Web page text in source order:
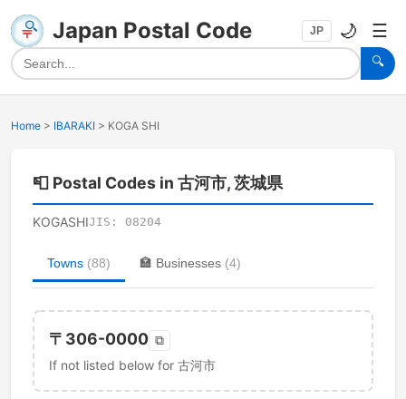
Japan Postal Code
🔍
JP 🌙 ☰
Home > IBARAKI > KOGA SHI
📮 Postal Codes in 古河市, 茨城県
KOGASHIJIS: 08204
Towns (88) 🏣 Businesses (4)
〒 306-0000 ⧉
If not listed below for 古河市